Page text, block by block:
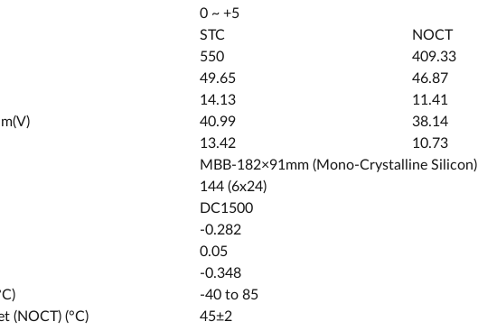
0 ~ +5
STC
NOCT
550
409.33
49.65
46.87
14.13
11.41
m(V) 40.99
38.14
13.42
10.73
MBB-182×91mm (Mono-Crystalline Silicon)
144 (6x24)
DC1500
-0.282
0.05
-0.348
-40 to 85
(NOCT) (°C)
45±2